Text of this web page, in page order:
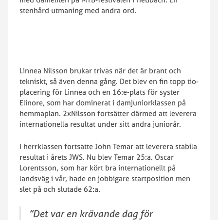
stenhård utmaning med andra ord.
Linnea Nilsson brukar trivas när det är brant och
tekniskt, så även denna gång. Det blev en fin topp tio-
placering för Linnea och en 16:e-plats för syster
Elinore, som har dominerat i damjuniorklassen på
hemmaplan. 2xNilsson fortsätter därmed att leverera
internationella resultat under sitt andra juniorår.
I herrklassen fortsatte John Temar att leverera stabila
resultat i årets JWS. Nu blev Temar 25:a. Oscar
Lorentsson, som har kört bra internationellt på
landsväg i vår, hade en jobbigare startposition men
slet på och slutade 62:a.
”Det var en krävande dag för